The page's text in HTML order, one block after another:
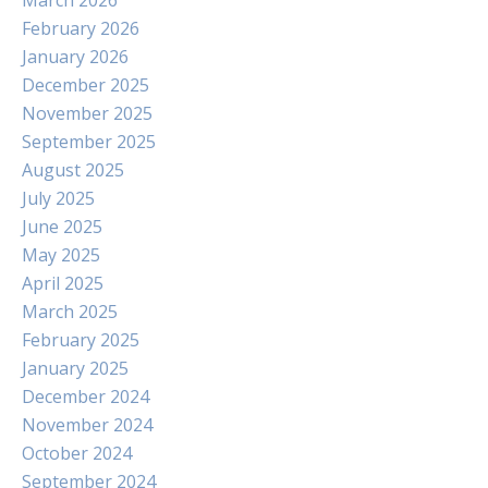
February 2026
January 2026
December 2025
November 2025
September 2025
August 2025
July 2025
June 2025
May 2025
April 2025
March 2025
February 2025
January 2025
December 2024
November 2024
October 2024
September 2024